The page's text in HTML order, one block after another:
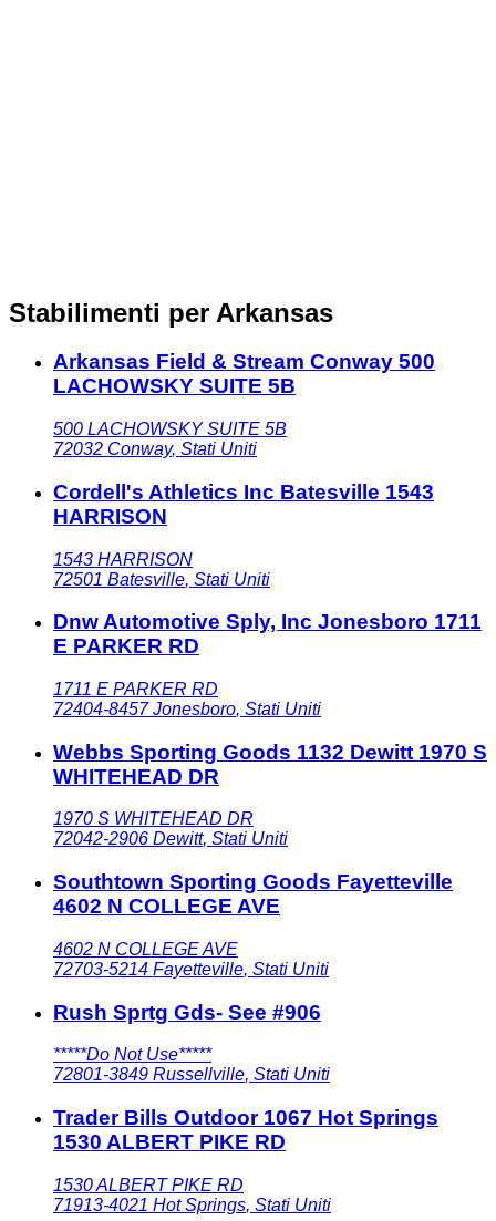
Stabilimenti per Arkansas
Arkansas Field & Stream Conway 500
LACHOWSKY SUITE 5B
500 LACHOWSKY SUITE 5B
72032 Conway, Stati Uniti
Cordell's Athletics Inc Batesville 1543
HARRISON
1543 HARRISON
72501 Batesville, Stati Uniti
Dnw Automotive Sply, Inc Jonesboro 1711
E PARKER RD
1711 E PARKER RD
72404-8457 Jonesboro, Stati Uniti
Webbs Sporting Goods 1132 Dewitt 1970 S
WHITEHEAD DR
1970 S WHITEHEAD DR
72042-2906 Dewitt, Stati Uniti
Southtown Sporting Goods Fayetteville
4602 N COLLEGE AVE
4602 N COLLEGE AVE
72703-5214 Fayetteville, Stati Uniti
Rush Sprtg Gds- See #906
*****Do Not Use*****
72801-3849 Russellville, Stati Uniti
Trader Bills Outdoor 1067 Hot Springs
1530 ALBERT PIKE RD
1530 ALBERT PIKE RD
71913-4021 Hot Springs, Stati Uniti